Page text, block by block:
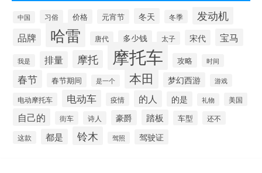
中国 习俗 价格 元宵节 冬天 冬季 发动机
品牌 哈雷 唐代 多少钱 太子 宋代 宝马
我是 排量 摩托 摩托车 攻略 时间
春节 春节期间 是一个 本田 梦幻西游 游戏
电动摩托车 电动车 疫情 的人 的是 礼物 美国
自己的 街车 诗人 豪爵 踏板 车型 还不
这款 都是 铃木 驾照 驾驶证